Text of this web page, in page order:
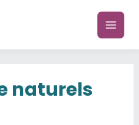
main
naturels